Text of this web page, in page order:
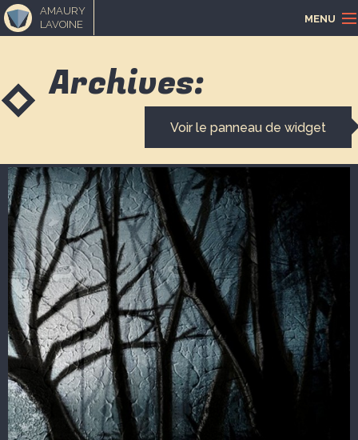
AMAURY
LAVOINE
MENU
PORTFOLIO
MUSIQUE
BLOGUE
CONTACT
Archives:
Voir le panneau de widget